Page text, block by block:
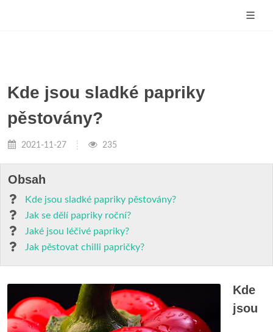
Kde jsou sladké papriky
pěstovány?
2021-11-27 235
Obsah
Kde jsou sladké papriky pěstovány?
Jak se dělí papriky roční?
Jaké jsou léčivé papriky?
Jak pěstovat chilli papričky?
Kde
jsou